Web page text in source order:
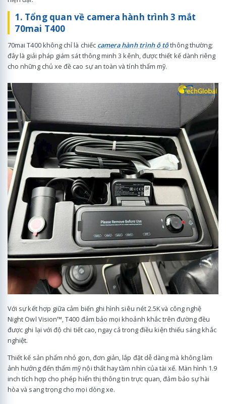
1. Tổng quan về camera hành trình 3 mắt
70mai T400
70mai T400 không chỉ là chiếc camera hành trình ô tôthông thường;
đây là giải pháp giám sát thông minh 3 kênh, được thiết kế dành riêng
cho những chủ xe đề cao sự an toàn và tính thẩm mỹ.
Với sự kết hợp giữa cảm biến ghi hình siêu nét 2.5K và công nghệ
Night Owl Vision™, T400 đảm bảo mọi khoảnh khắc trên đường đều
được ghi lại với độ chi tiết cao, ngay cả trong điều kiện thiếu sáng khắc
nghiệt.
Thiết kế sản phẩm nhỏ gọn, đơn giản, lắp đặt dễ dàng mà không làm
ảnh hưởng đến thẩm mỹ nội thất hay tầm nhìn của tài xế. Màn hình 1.9
inch tích hợp cho phép hiển thị thông tin trực quan, đảm bảo sự hài
hòa và sang trọng cho mọi dòng xe.